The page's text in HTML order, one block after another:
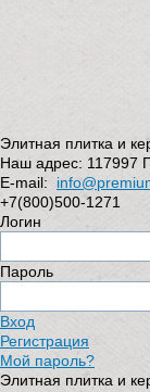
Элитная плитка и
Наш адрес: 117997
E-mail:
+7(800)500-1271
Логин
Пароль
Вход
Регистрация
Мой пароль?
Элитная плитка и